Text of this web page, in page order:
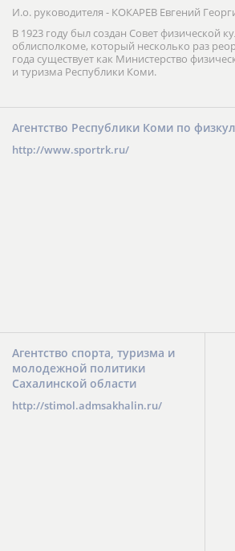
И.о. руководителя - КОКАРЕВ Евгений
В 1923 году был создан Совет физической
облисполкоме, который несколько раз
года существует как Министерство
и туризма Республики Коми.
Агентство Республики Коми по
http://www.sportrk.ru/
Агентство спорта, туризма и
молодежной политики
Сахалинской области
http://stimol.admsakhalin.ru/